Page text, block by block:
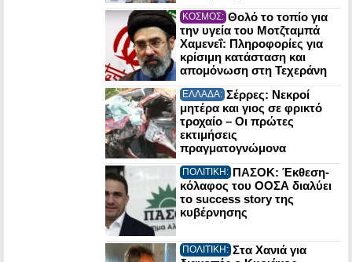
ΚΟΣΜΟΣ: Θολό το τοπίο για
την υγεία του Μοτζταμπά
Χαμενεΐ: Πληροφορίες για
κρίσιμη κατάσταση και
απομόνωση στη Τεχεράνη
ΕΛΛΑΔΑ: Σέρρες: Νεκροί
μητέρα και γιος σε φρικτό
τροχαίο – Οι πρώτες
εκτιμήσεις
πραγματογνώμονα
ΠΟΛΙΤΙΚΗ: ΠΑΣΟΚ: Έκθεση-
κόλαφος του ΟΟΣΑ διαλύει
το success story της
κυβέρνησης
ΠΟΛΙΤΙΚΗ: Στα Χανιά για